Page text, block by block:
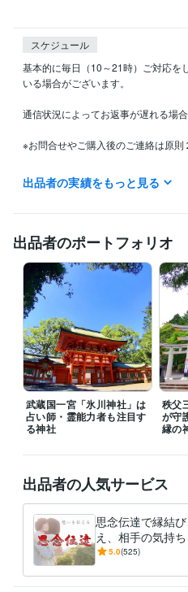
スケジュール
基本的に毎日（10～21時）ご対応を
いる場合がございます。
通信状況によってお返事が遅れる場
※お問合せやご購入後のご連絡は原則
占い 思念伝達 回生術
出品者の実績をもっと見る
出品者のポートフォリオ
武蔵国一宮「氷川神社」は
占い師・霊能力者も注目す
る神社
秩父
が守
縁の
出品者の人気サービス
思念伝達で縁結
え、相手の気持
片思いの成就・
援します
5.0(525)